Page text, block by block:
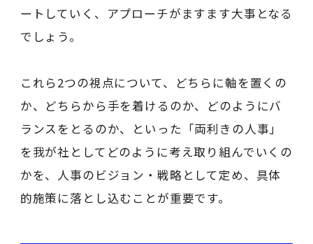
ートしていく、アプローチがますます大事となる
でしょう。
これら2つの視点について、どちらに軸を置くの
か、どちらから手を着けるのか、どのようにバ
ランスをとるのか、といった「両利きの人事」
を我が社としてどのように考え取り組んでいくの
かを、人事のビジョン・戦略として定め、具体
的施策に落とし込むことが重要です。